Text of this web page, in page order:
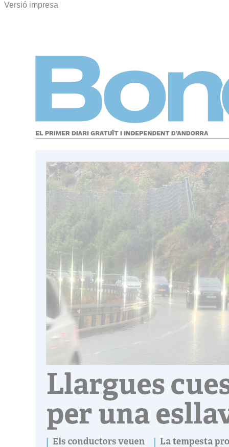
Versió impresa